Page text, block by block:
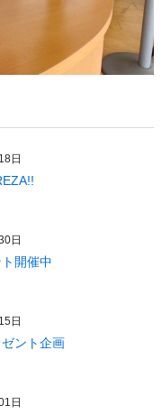
日
日
開催中
日
ント企画
日